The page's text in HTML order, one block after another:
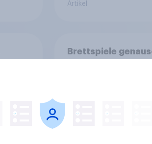
Artikel
Brettspiele